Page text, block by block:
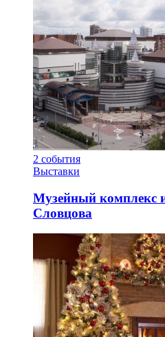
2 события
Выставки
Музейный комплекс
Словцова